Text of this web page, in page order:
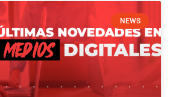
NEWS